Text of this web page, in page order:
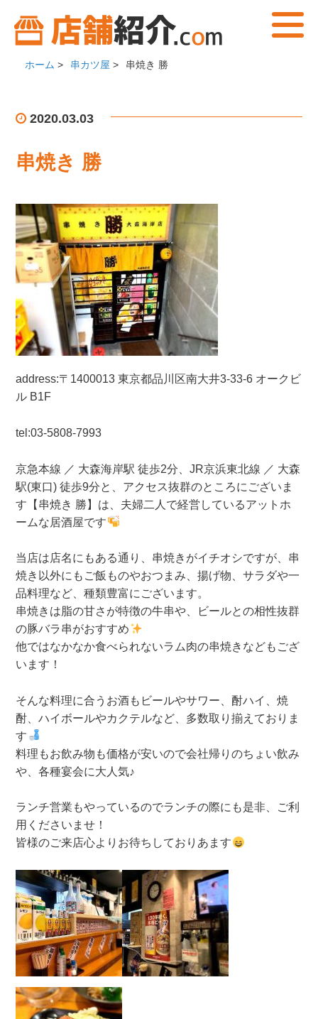
ホーム > 串カツ屋 > 串焼き 勝
2020.03.03
串焼き 勝
address:〒1400013 東京都品川区南大井3-33-6 オークビ
ル B1F
tel:03-5808-7993
京急本線 ／ 大森海岸駅 徒歩2分、JR京浜東北線 ／ 大森
駅(東口) 徒歩9分と、アクセス抜群のところにございま
す【串焼き 勝】は、夫婦二人で経営しているアットホ
ームな居酒屋です
当店は店名にもある通り、串焼きがイチオシですが、串
焼き以外にもご飯ものやおつまみ、揚げ物、サラダや一
品料理など、種類豊富にございます。
串焼きは脂の甘さが特徴の牛串や、ビールとの相性抜群
の豚バラ串がおすすめ
他ではなかなか食べられないラム肉の串焼きなどもござ
います！
そんな料理に合うお酒もビールやサワー、酎ハイ、焼
酎、ハイボールやカクテルなど、多数取り揃えておりま
す
料理もお飲み物も価格が安いので会社帰りのちょい飲み
や、各種宴会に大人気♪
ランチ営業もやっているのでランチの際にも是非、ご利
用くださいませ！
皆様のご来店心よりお待ちしておりあます